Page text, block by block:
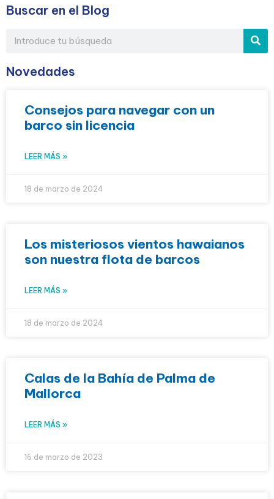
Buscar en el Blog
Novedades
Consejos para navegar con un
barco sin licencia
LEER MÁS »
18 de marzo de 2024
Los misteriosos vientos hawaianos
son nuestra flota de barcos
LEER MÁS »
18 de marzo de 2024
Calas de la Bahía de Palma de
Mallorca
LEER MÁS »
16 de marzo de 2023